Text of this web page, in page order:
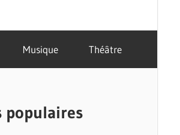
Musique Théâtre
populaires